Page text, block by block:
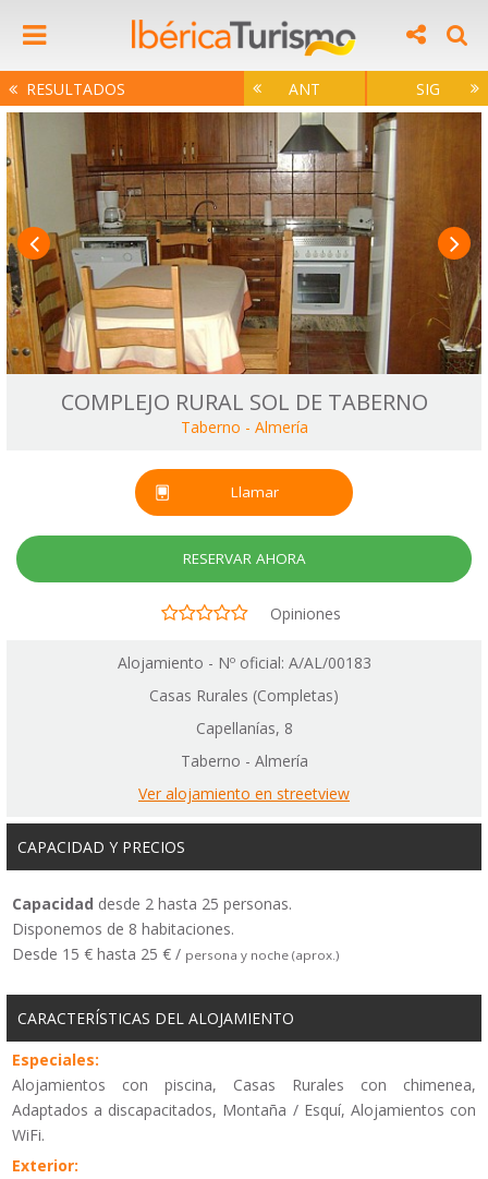
RESULTADOS ANT SIG
COMPLEJO RURAL SOL DE TABERNO
Taberno - Almería
Llamar
RESERVAR AHORA
Opiniones
Alojamiento - Nº oficial: A/AL/00183
Casas Rurales (Completas)
Capellanías, 8
Taberno - Almería
Ver alojamiento en streetview
CAPACIDAD Y PRECIOS
Capacidad desde 2 hasta 25 personas.
Disponemos de 8 habitaciones.
Desde 15 € hasta 25 € / persona y noche (aprox.)
CARACTERÍSTICAS DEL ALOJAMIENTO
Especiales:
Alojamientos con piscina, Casas Rurales con chimenea,
Adaptados a discapacitados, Montaña / Esquí, Alojamientos con
WiFi.
Exterior: